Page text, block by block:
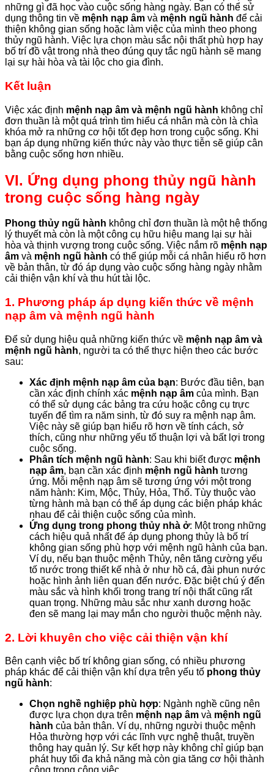
những gì đã học vào cuộc sống hàng ngày. Bạn có thể sử
dụng thông tin về mệnh nạp âm và mệnh ngũ hành để cải
thiện không gian sống hoặc làm việc của mình theo phong
thủy ngũ hành. Việc lựa chọn màu sắc nội thất phù hợp hay
bố trí đồ vật trong nhà theo đúng quy tắc ngũ hành sẽ mang
lại sự hài hòa và tài lộc cho gia đình.
Kết luận
Việc xác định mệnh nạp âm và mệnh ngũ hành không chỉ
đơn thuần là một quá trình tìm hiểu cá nhân mà còn là chìa
khóa mở ra những cơ hội tốt đẹp hơn trong cuộc sống. Khi
bạn áp dụng những kiến thức này vào thực tiễn sẽ giúp cân
bằng cuộc sống hơn nhiều.
VI. Ứng dụng phong thủy ngũ hành
trong cuộc sống hàng ngày
Phong thủy ngũ hành không chỉ đơn thuần là một hệ thống
lý thuyết mà còn là một công cụ hữu hiệu mang lại sự hài
hòa và thịnh vượng trong cuộc sống. Việc nắm rõ mệnh nạp
âm và mệnh ngũ hành có thể giúp mỗi cá nhân hiểu rõ hơn
về bản thân, từ đó áp dụng vào cuộc sống hàng ngày nhằm
cải thiện vận khí và thu hút tài lộc.
1. Phương pháp áp dụng kiến thức về mệnh
nạp âm và mệnh ngũ hành
Để sử dụng hiệu quả những kiến thức về mệnh nạp âm và
mệnh ngũ hành, người ta có thể thực hiện theo các bước
sau:
Xác định mệnh nạp âm của bạn: Bước đầu tiên, bạn
cần xác định chính xác mệnh nạp âm của mình. Bạn
có thể sử dụng các bảng tra cứu hoặc công cụ trực
tuyến để tìm ra năm sinh, từ đó suy ra mệnh nạp âm.
Việc này sẽ giúp bạn hiểu rõ hơn về tính cách, sở
thích, cũng như những yếu tố thuận lợi và bất lợi trong
cuộc sống.
Phân tích mệnh ngũ hành: Sau khi biết được mệnh
nạp âm, bạn cần xác định mệnh ngũ hành tương
ứng. Mỗi mệnh nạp âm sẽ tương ứng với một trong
năm hành: Kim, Mộc, Thủy, Hỏa, Thổ. Tùy thuộc vào
từng hành mà bạn có thể áp dụng các biện pháp khác
nhau để cải thiện cuộc sống của mình.
Ứng dụng trong phong thủy nhà ở: Một trong những
cách hiệu quả nhất để áp dụng phong thủy là bố trí
không gian sống phù hợp với mệnh ngũ hành của bạn.
Ví dụ, nếu bạn thuộc mệnh Thủy, nên tăng cường yếu
tố nước trong thiết kế nhà ở như hồ cá, đài phun nước
hoặc hình ảnh liên quan đến nước. Đặc biệt chú ý đến
màu sắc và hình khối trong trang trí nội thất cũng rất
quan trọng. Những màu sắc như xanh dương hoặc
đen sẽ mang lại may mắn cho người thuộc mệnh này.
2. Lời khuyên cho việc cải thiện vận khí
Bên cạnh việc bố trí không gian sống, có nhiều phương
pháp khác để cải thiện vận khí dựa trên yếu tố phong thủy
ngũ hành:
Chọn nghề nghiệp phù hợp: Ngành nghề cũng nên
được lựa chọn dựa trên mệnh nạp âm và mệnh ngũ
hành của bản thân. Ví dụ, những người thuộc mệnh
Hỏa thường hợp với các lĩnh vực nghệ thuật, truyền
thông hay quản lý. Sự kết hợp này không chỉ giúp bạn
phát huy tối đa khả năng mà còn gia tăng cơ hội thành